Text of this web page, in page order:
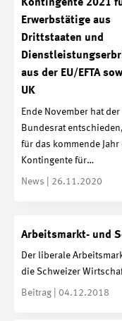
Kontingente 2021
Erwerbstätige aus
Drittstaaten und
aus der EU/EFTA
UK
Ende November hat der
Bundesrat
für das kommende Jahr
Kontingente für…
News | 26.11.2020
Arbeitsmarkt- und
Der liberale
die Schweizer
Beitrag | 04.12.2018